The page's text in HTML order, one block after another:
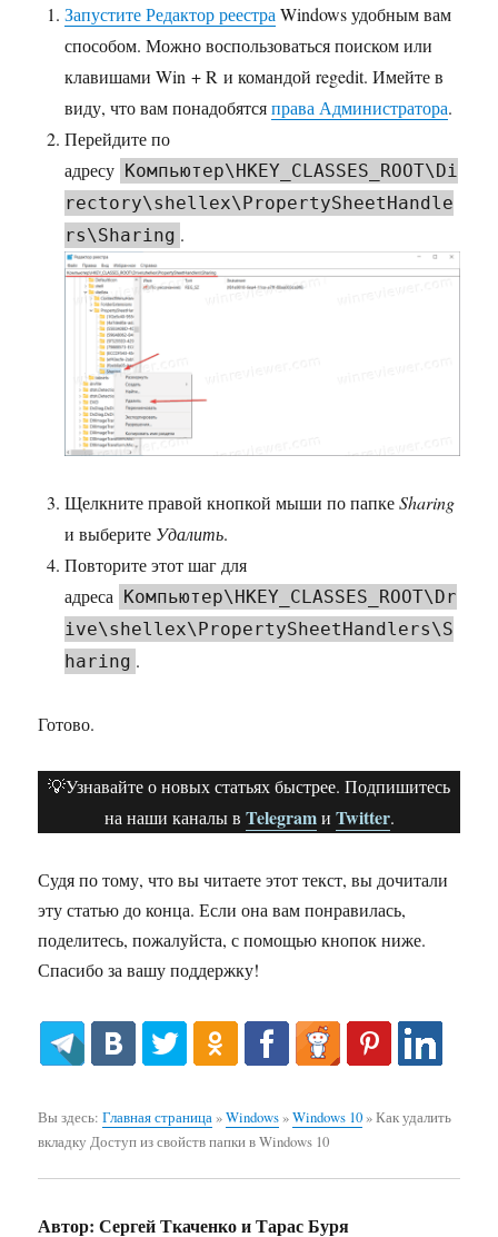
Запустите Редактор реестра Windows удобным вам
способом. Можно воспользоваться поиском или
клавишами Win + R и командой regedit. Имейте в
виду, что вам понадобятсяправа Администратора.
Перейдите по
адресу Компьютер\HKEY_CLASSES_ROOT\Di
rectory\shellex\PropertySheetHandle
rs\Sharing .
Щелкните правой кнопкой мыши по папкеSharing
и выберите Удалить.
Повторите этот шаг для
адреса Компьютер\HKEY_CLASSES_ROOT\Dr
ive\shellex\PropertySheetHandlers\S
haring .
Готово.
💡Узнавайте о новых статьях быстрее. Подпишитесь
на наши каналы в Telegramи Twitter.
Судя по тому, что вы читаете этот текст, вы дочитали
эту статью до конца. Если она вам понравилась,
поделитесь, пожалуйста, с помощью кнопок ниже.
Спасибо за вашу поддержку!
Вы здесь:Главная страница »Windows»Windows 10»Как удалить
вкладку Доступ из свойств папки в Windows 10
Автор: Сергей Ткаченко и Тарас Буря